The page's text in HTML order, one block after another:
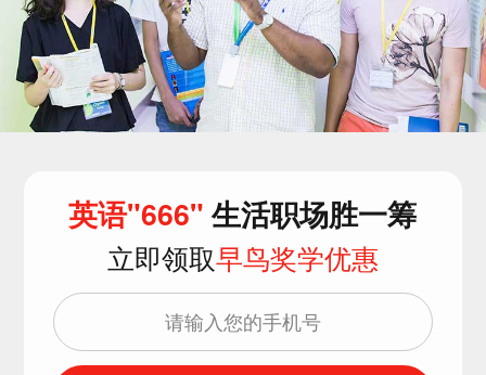
英语"666"生活职场胜一筹
立即领取早鸟奖学优惠